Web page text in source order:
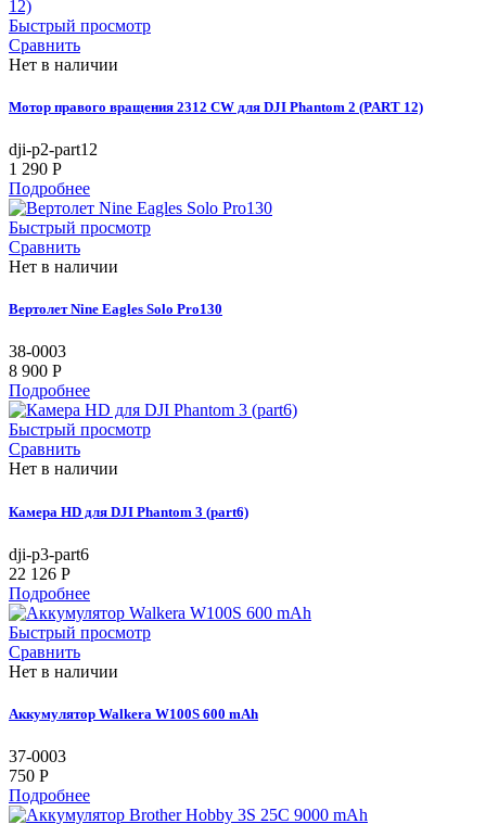
Быстрый просмотр
Сравнить
Нет в наличии
Мотор правого вращения 2312 CW для DJI Phantom 2 (PART 12)
dji-p2-part12
1 290 P
Подробнее
Быстрый просмотр
Сравнить
Нет в наличии
Вертолет Nine Eagles Solo Pro130
38-0003
8 900 P
Подробнее
Быстрый просмотр
Сравнить
Нет в наличии
Камера HD для DJI Phantom 3 (part6)
dji-p3-part6
22 126 P
Подробнее
Быстрый просмотр
Сравнить
Нет в наличии
Аккумулятор Walkera W100S 600 mAh
37-0003
750 P
Подробнее